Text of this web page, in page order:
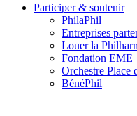
Participer & soutenir
PhilaPhil
Entreprises
Louer la
Fondation EME
Orchestre Place
BénéPhil